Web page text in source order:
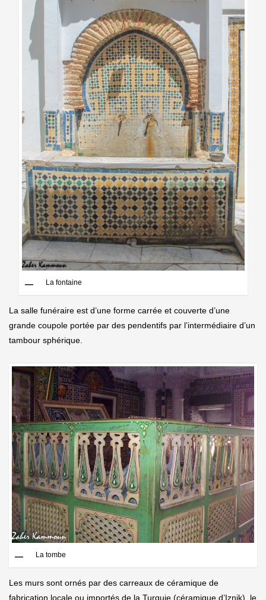
La fontaine
La salle funéraire est d’une forme carrée et couverte d’une
grande coupole portée par des pendentifs par l’intermédiaire d’un
tambour sphérique.
La tombe
Les murs sont ornés par des carreaux de céramique de
fabrication locale ou importés de la Turquie (céramique d’Iznik), le